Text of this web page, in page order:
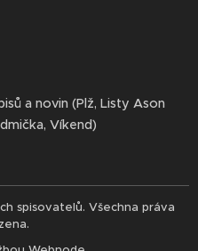
a novin (Plž, Listy Ason
Víkend)
spisovatelů. Všechna práva